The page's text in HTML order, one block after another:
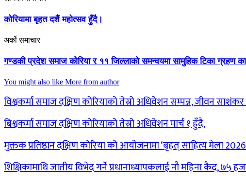
कोरियामा बृहत दशैं महोत्सव हुँदै।
अर्को समाचार
गण्डकी प्रदेश समाज कोरिया र ११ जिल्लाको समन्वयमा सामुहिक टिका ग्रहण
You might also like More from author
विश्वकर्मा समाज दक्षिण कोरियाको तेस्रो अधिवेशन सम्पन्न, जीवन
बिश्वकर्मा समाज दक्षिण कोरियाको तेस्रो अधिवेशन मार्च १ हुँदै,
मुक्तक प्रतिष्ठान दक्षिण कोरिया को आयोजनामा ‘बृहत् साहित्य मेला
शिक्षिकामाथि जातीय विभेद गर्ने प्रधानाध्यापकलाई नौ महिना कैद, ७५